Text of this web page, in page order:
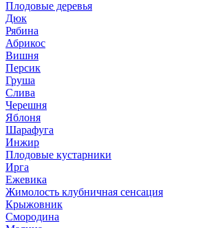
Плодовые деревья
Дюк
Рябина
Абрикос
Вишня
Персик
Груша
Слива
Черешня
Яблоня
Шарафуга
Инжир
Плодовые кустарники
Ирга
Ежевика
Жимолость клубничная сенсация
Крыжовник
Смородина